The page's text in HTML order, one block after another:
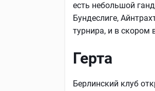
есть небольшой
Бундеслиге,
турнира, и в скором
Герта
Берлинский клуб